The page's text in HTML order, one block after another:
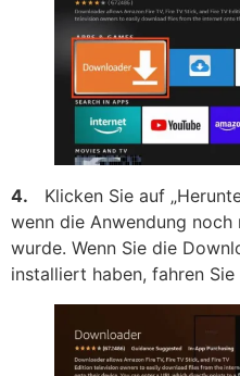
4. Klicken Sie auf
wenn die Anwendung
wurde. Wenn Sie die
installiert haben, fahren